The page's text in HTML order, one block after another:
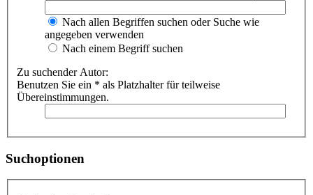
Nach allen Begriffen suchen oder Suche wie
angegeben verwenden
Nach einem Begriff suchen
Zu suchender Autor:
Benutzen Sie ein * als Platzhalter für teilweise
Übereinstimmungen.
Suchoptionen